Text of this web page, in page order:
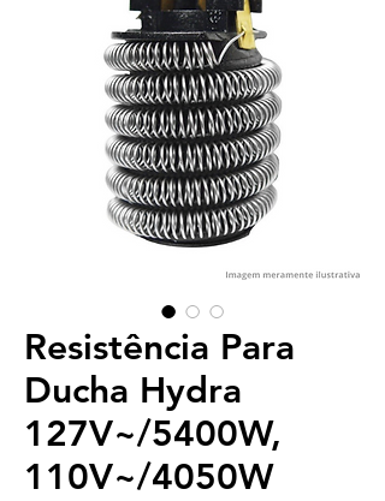
Resistência Para
Ducha Hydra
127V~/5400W,
110V~/4050W